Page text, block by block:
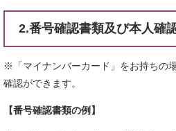
2.番号確認書類及び本人確
※「マイナンバーカード」をお持ちの
確認ができます。
【番号確認書類の例】